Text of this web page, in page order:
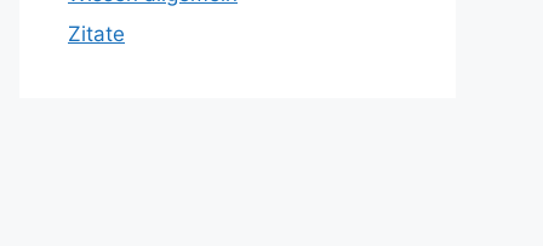
Zitate